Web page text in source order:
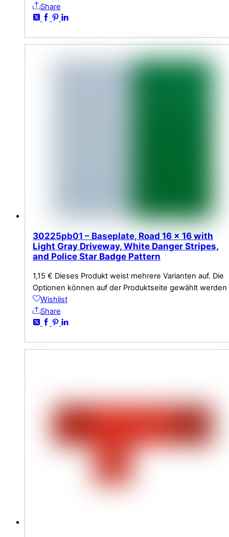
Share
30225pb01 – Baseplate, Road 16 x 16 with
Light Gray Driveway, White Danger Stripes,
and Police Star Badge Pattern
1,15 € Dieses Produkt weist mehrere Varianten auf. Die
Optionen können auf der Produktseite gewählt werden
Wishlist
Share